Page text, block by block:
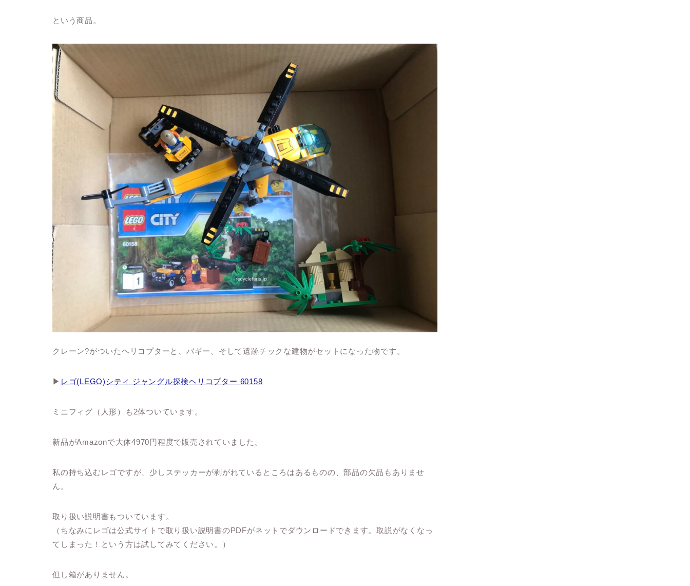
という商品。
クレーン?がついたヘリコプターと、バギー、そして遺跡チックな建物がセットになった物です。
▶︎ レゴ(LEGO)シティ ジャングル探検ヘリコプター 60158
ミニフィグ（人形）も2体ついています。
新品がAmazonで大体4970円程度で販売されていました。
私の持ち込むレゴですが、少しステッカーが剥がれているところはあるものの、部品の欠品もありませ
ん。
取り扱い説明書もついています。
（ちなみにレゴは公式サイトで取り扱い説明書のPDFがネットでダウンロードできます。取説がなくなっ
てしまった！という方は試してみてください。）
但し箱がありません。